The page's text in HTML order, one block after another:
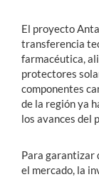
El proyecto
transferencia
farmacéutica,
protectores
componentes
de la región ya
los avances del
Para garantizar
el mercado, la